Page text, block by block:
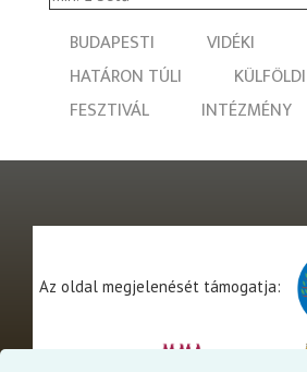
BUDAPESTI VIDÉKI
HATÁRON TÚLI
KÜLFÖLDI
FESZTIVÁL
INTÉZMÉNY
Az oldal megjelenését támogatja: